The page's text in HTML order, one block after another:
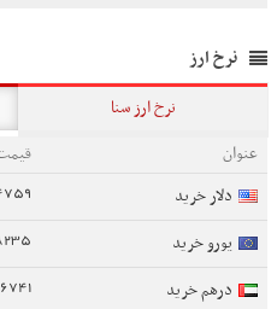
نرخ ارز
نرخ ارز سنا
عنوان
دلار خرید
یورو خرید
درهم خرید 6741